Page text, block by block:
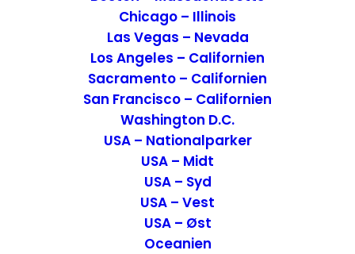
Chicago – Illinois
Las Vegas – Nevada
Los Angeles – Californien
Sacramento – Californien
San Francisco – Californien
Washington D.C.
USA – Nationalparker
USA – Midt
USA – Syd
USA – Vest
USA – Øst
Oceanien
Hvor ligger 16 Cafe?